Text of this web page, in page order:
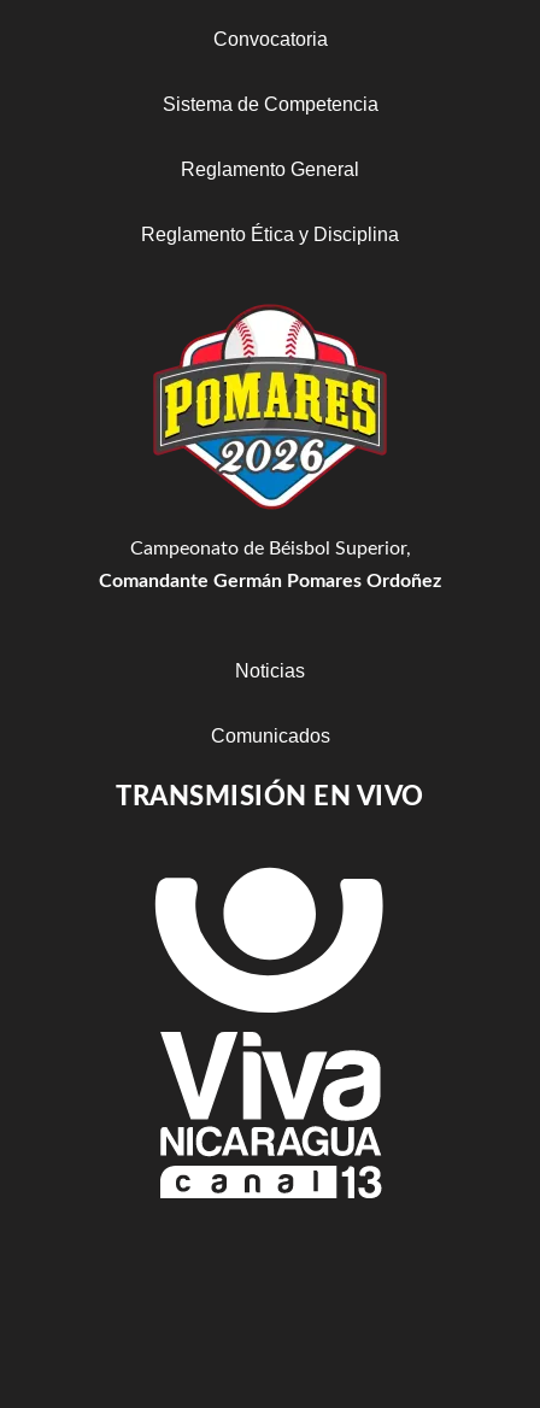
Convocatoria
Sistema de Competencia
Reglamento General
Reglamento Ética y Disciplina
Campeonato de Béisbol Superior,
Comandante Germán Pomares Ordoñez
Noticias
Comunicados
Estadisticas
Resultados
TRANSMISIÓN EN VIVO